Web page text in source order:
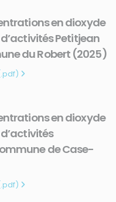
en dioxyde
Petitjean
du Robert (2025)
en dioxyde
de Case-